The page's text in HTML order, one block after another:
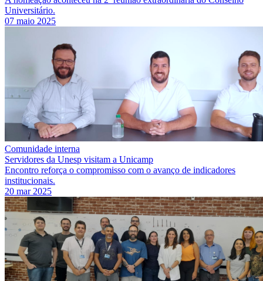
Universitário.
07 maio 2025
Comunidade interna
Servidores da Unesp visitam a Unicamp
Encontro reforça o compromisso com o avanço de indicadores
institucionais.
20 mar 2025